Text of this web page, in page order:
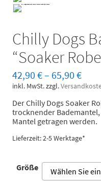
Chilly Dogs
“Soaker
42,90 €– 65,90 €
inkl. MwSt.zzgl.
Der Chilly Dogs Soaker
trocknender
Mantel getragen werden.
Lieferzeit: 2-5 Werktage*
Größe